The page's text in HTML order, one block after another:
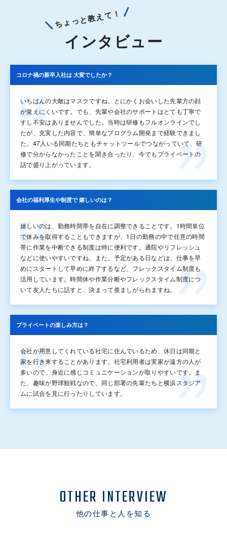
ちょっと教えて！
インタビュー
コロナ禍の新卒入社は 大変でしたか？
いちばんの大敵はマスクですね。とにかくお会いした先輩方の顔
が覚えにくいです。でも、先輩や会社のサポートはとても丁寧で
すし不安はありませんでした。当時は研修もフルオンラインでし
たが、充実した内容で、簡単なプログラム開発まで経験できまし
た。47人いる同期たちともチャットツールでつながっていて、研
修で分からなかったことを聞き合ったり、今でもプライベートの
話で盛り上がっています。
会社の福利厚生や制度で嬉しいのは？
嬉しいのは、勤務時間帯を自在に調整できることです。1時間単位
で休みを取得することもできますが、1日の勤務の中で任意の時間
帯に作業を中断できる制度は特に便利です。通院やリフレッシュ
などに使いやすいですね。また、予定がある日などは、仕事を早
めにスタートして早めに終了するなど、フレックスタイム制度も
活用しています。時間休や作業分断やフレックスタイム制度につ
いて友人たちに話すと、決まって羨ましがられますね。
プライベートの楽しみ方は？
会社が用意してくれている社宅に住んでいるため、休日は同期と
家を行き来することがあります。社宅利用者は実家が遠方の人が
多いので、身近に感じコミュニケーションが取りやすいです。ま
た、趣味が野球観戦なので、同じ部署の先輩たちと横浜スタジア
ムに試合を見に行ったりしています。
OTHER INTERVIEW
他の仕事と人を知る